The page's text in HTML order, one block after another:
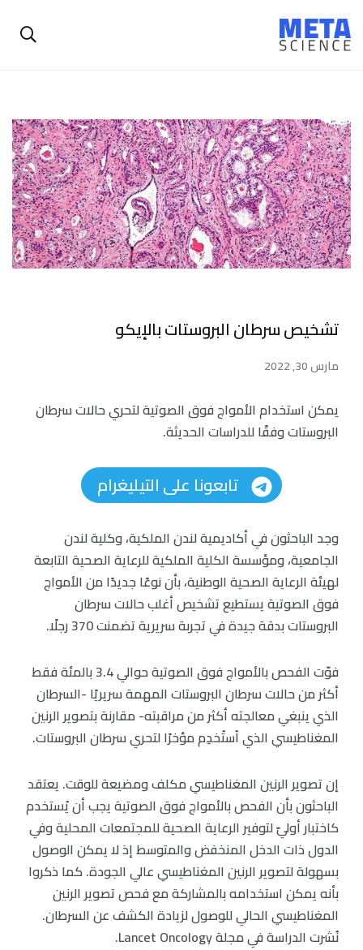
تشخيص سرطان البروستات بالإيكو
مارس 30, 2022
يمكن استخدام الأمواج فوق الصوتية لتحري حالات سرطان
البروستات وفقًا للدراسات الحديثة.
تابعونا على التيليغرام
وجد الباحثون في أكاديمية لندن الملكية، وكلية لندن
الجامعية، ومؤسسة الكلية الملكية للرعاية الصحية التابعة
لهيئة الرعاية الصحية الوطنية، بأن نوعًا جديدًا من الأمواج
فوق الصوتية يستطيع تشخيص أغلب حالات سرطان
البروستات بدقة جيدة في تجربة سريرية تضمنت 370 رجلًا.
فوّت الفحص بالأمواج فوق الصوتية حوالي 3.4 بالمئة فقط
أكثر من حالات سرطان البروستات المهمة سريريًا -السرطان
الذي ينبغي معالجته أكثر من مراقبته- مقارنة بتصوير الرنين
المغناطيسي الذي اُستُخدِم مؤخرًا لتحري سرطان البروستات.
إن تصوير الرنين المغناطيسي مكلف ومضيعة للوقت. يعتقد
الباحثون بأن الفحص بالأمواج فوق الصوتية يجب أن يُستخدم
كاختبار أوليّ لتوفير الرعاية الصحية للمجتمعات المحلية وفي
الدول ذات الدخل المنخفض والمتوسط إذ لا يمكن الوصول
بسهولة لتصوير الرنين المغناطيسي عالي الجودة. كما ذكروا
بأنه يمكن استخدامه بالمشاركة مع فحص تصوير الرنين
المغناطيسي الحالي للوصول لزيادة الكشف عن السرطان.
نُشرت الدراسة في مجلة Lancet Oncology.